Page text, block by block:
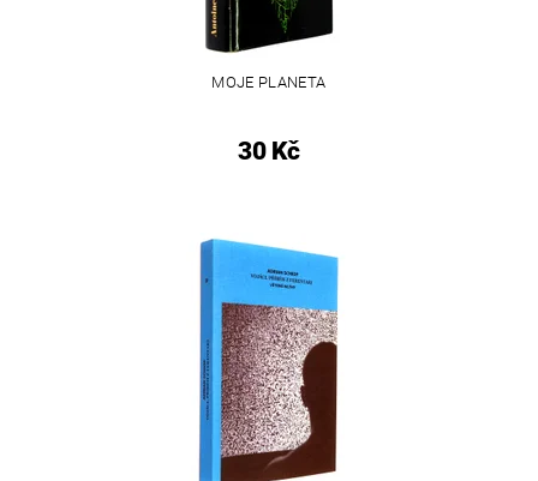
MOJE PLANETA
30 Kč